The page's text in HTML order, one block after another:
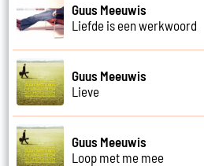
Guus Meeuwis
Liefde is een werkwoord
Guus Meeuwis
Lieve
Guus Meeuwis
Loop met me mee